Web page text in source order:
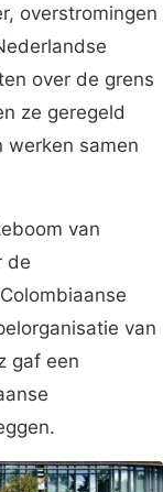
overstromingen
over de grens
ze geregeld
werken samen
van
de
van
gaf een